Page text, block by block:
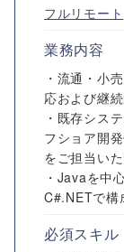
フルリモート
業務内容
・流通・小
応および継
・既存シス
フショア開
をご担当いた
・Javaを中
C#.NETで構
必須スキル